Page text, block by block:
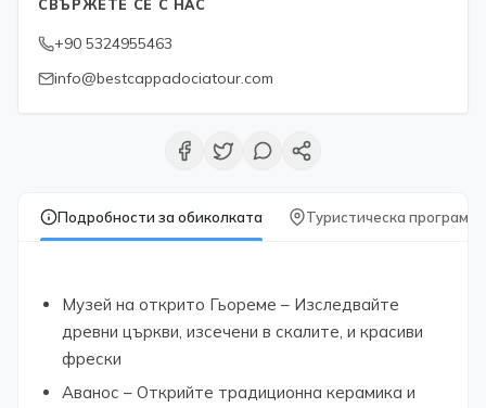
Подробности за обиколката Туристическа програма
Музей на открито Гьореме – Изследвайте
древни църкви, изсечени в скалите, и красиви
фрески
Аванос – Открийте традиционна керамика и
СВЪРЖЕТЕ СЕ С НАС
+90 5324955463
info@bestcappadociatour.com